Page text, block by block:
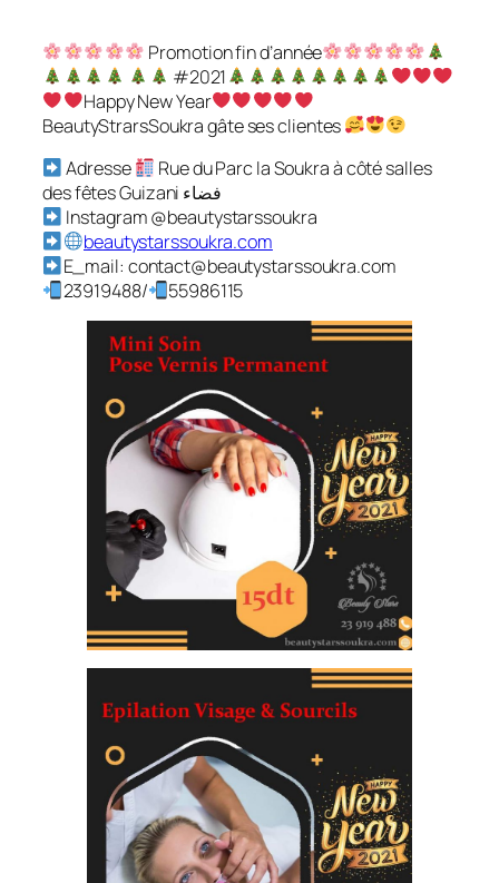
Promotion fin d’année
#2021
Happy New Year
BeautyStrarsSoukra gâte ses clientes
Adresse
Rue du Parc la Soukra à côté salles
des fêtes Guizani فضاء
Instagram @beautystarssoukra
beautystarssoukra.com
E_mail: contact@beautystarssoukra.com
23919488/
55986115